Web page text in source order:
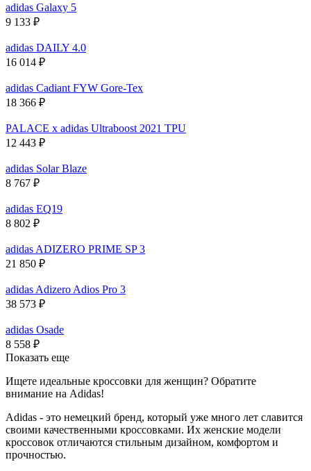
adidas Galaxy 5
9 133 ₽
adidas DAILY 4.0
16 014 ₽
adidas Cadiant FYW Gore-Tex
18 366 ₽
PALACE x adidas Ultraboost 2021 TPU
12 443 ₽
adidas Solar Blaze
8 767 ₽
adidas EQ19
8 802 ₽
adidas ADIZERO PRIME SP 3
21 850 ₽
adidas Adizero Adios Pro 3
38 573 ₽
adidas Osade
8 558 ₽
Показать еще
Ищете идеальные кроссовки для женщин? Обратите
внимание на Adidas!
Adidas - это немецкий бренд, который уже много лет славится
своими качественными кроссовками. Их женские модели
кроссовок отличаются стильным дизайном, комфортом и
прочностью.